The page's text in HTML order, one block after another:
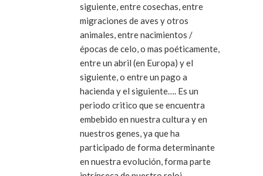
siguiente, entre cosechas, entre
migraciones de aves y otros
animales, entre nacimientos /
épocas de celo, o mas poéticamente,
entre un abril (en Europa) y el
siguiente, o entre un pago a
hacienda y el siguiente…. Es un
periodo critico que se encuentra
embebido en nuestra cultura y en
nuestros genes, ya que ha
participado de forma determinante
en nuestra evolución, forma parte